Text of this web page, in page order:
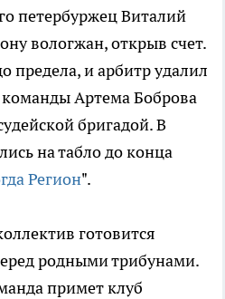
петербуржец Виталий
вологжан, открыв счет.
предела, и арбитр удалил
команды Артема Боброва
бригадой. В
на табло до конца
Регион".
готовится
родными трибунами.
примет клуб